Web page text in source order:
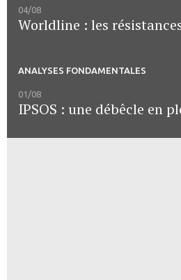
04/08
Worldline : les
ANALYSES FONDAMENTALES
01/08
IPSOS : une débêcle en